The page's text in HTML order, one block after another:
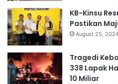
KB-Kinsu
Pastikan
August 25,
Tragedi
338 Lapak
10 Miliar